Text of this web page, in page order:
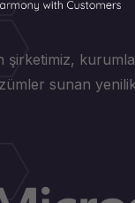
şirketimiz,
sunan